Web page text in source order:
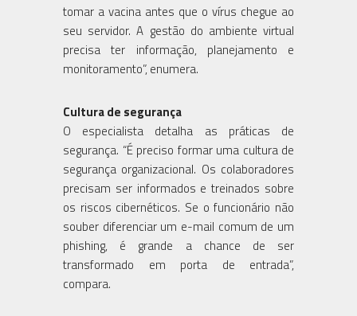
tomar a vacina antes que o vírus chegue ao
seu servidor. A gestão do ambiente virtual
precisa ter informação, planejamento e
monitoramento”, enumera.
Cultura de segurança
O especialista detalha as práticas de
segurança. “É preciso formar uma cultura de
segurança organizacional. Os colaboradores
precisam ser informados e treinados sobre
os riscos cibernéticos. Se o funcionário não
souber diferenciar um e-mail comum de um
phishing, é grande a chance de ser
transformado em porta de entrada”,
compara.